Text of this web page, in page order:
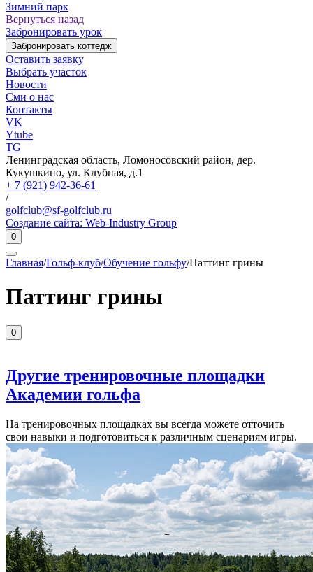
Зимний парк
Вернуться назад
Забронировать урок
Забронировать коттедж
Оставить заявку
Выбрать участок
Новости
Сми о нас
Контакты
VK
Ytube
TG
Ленинградская область, Ломоносовский район, дер.
Кукушкино, ул. Клубная, д.1
+ 7 (921) 942-36-61
/
golfclub@sf-golfclub.ru
Создание сайта: Web-Industry Group
0
Главная/Гольф-клуб/Обучение гольфу/Паттинг грины
Паттинг грины
0
Другие тренировочные площадки
Академии гольфа
На тренировочных площадках вы всегда можете отточить
свои навыки и подготовиться к различным сценариям игры.